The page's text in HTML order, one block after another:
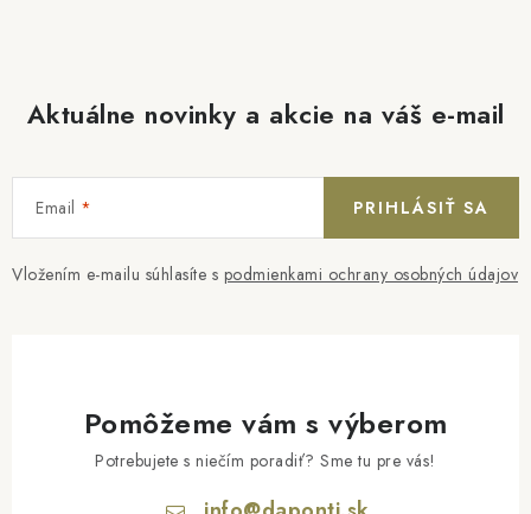
Aktuálne novinky a akcie na váš e-mail
Email
Vložením e-mailu súhlasíte s podmienkami ochrany osobných údajov
PRIHLÁSIŤ SA
Pomôžeme vám s výberom
Potrebujete s niečím poradiť? Sme tu pre vás!